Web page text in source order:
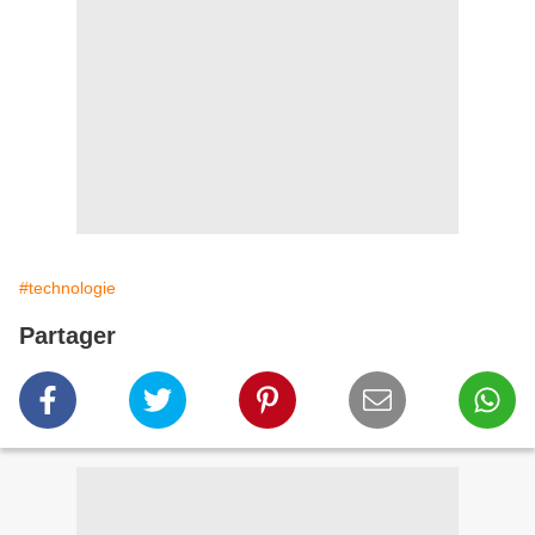
#technologie
Partager